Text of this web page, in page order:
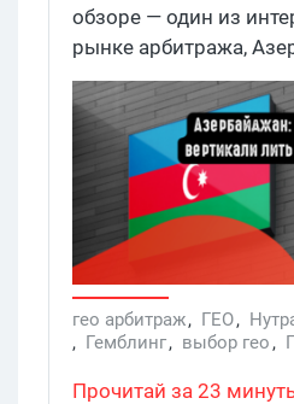
арбитраж. Какие
на Азербайджан?
обзоре — один из
рынке арбитража,
интересен?
довольно дешевый,
менталитет его
офферы дают
условии правильного
масштабирования. Но
залива давай
какие вертикали туда
источники трафа
что обращать
оффера. Гоу, мы
гео арбитраж, ГЕО,
, Гемблинг, выбор гео,
Прочитай за 23